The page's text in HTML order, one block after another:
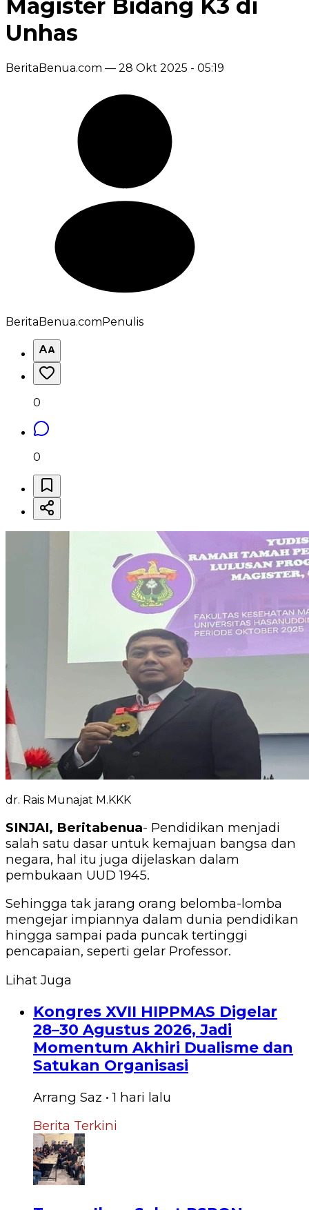
Magister Bidang K3 di
Unhas
BeritaBenua.com — 28 Okt 2025 - 05:19
BeritaBenua.com Penulis
0
0
dr. Rais Munajat M.KKK
SINJAI, Beritabenua- Pendidikan menjadi
salah satu dasar untuk kemajuan bangsa dan
negara, hal itu juga dijelaskan dalam
pembukaan UUD 1945.
Sehingga tak jarang orang belomba-lomba
mengejar impiannya dalam dunia pendidikan
hingga sampai pada puncak tertinggi
pencapaian, seperti gelar Professor.
Lihat Juga
Kongres XVII HIPPMAS Digelar
28–30 Agustus 2026, Jadi
Momentum Akhiri Dualisme dan
Satukan Organisasi
Arrang Saz • 1 hari lalu
Berita Terkini